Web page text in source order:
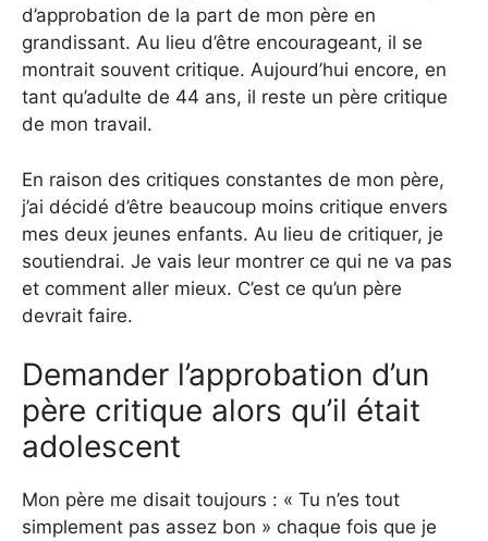
d’approbation de la part de mon père en
grandissant. Au lieu d’être encourageant, il se
montrait souvent critique. Aujourd’hui encore, en
tant qu’adulte de 44 ans, il reste un père critique
de mon travail.
En raison des critiques constantes de mon père,
j’ai décidé d’être beaucoup moins critique envers
mes deux jeunes enfants. Au lieu de critiquer, je
soutiendrai. Je vais leur montrer ce qui ne va pas
et comment aller mieux. C’est ce qu’un père
devrait faire.
Demander l’approbation d’un
père critique alors qu’il était
adolescent
Mon père me disait toujours : « Tu n’es tout
simplement pas assez bon » chaque fois que je